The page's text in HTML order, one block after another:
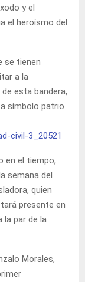
y el
el heroísmo del
se tienen
a la
esta bandera,
símbolo patrio
en el tiempo,
semana del
quien
presente en
par de la
Morales,